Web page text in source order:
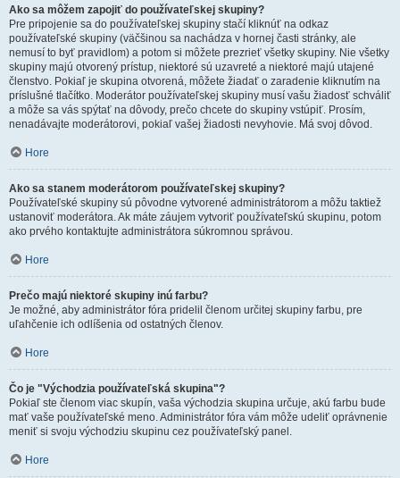
Ako sa môžem zapojiť do používateľskej skupiny?
Pre pripojenie sa do používateľskej skupiny stačí kliknúť na odkaz
používateľské skupiny (väčšinou sa nachádza v hornej časti stránky, ale
nemusí to byť pravidlom) a potom si môžete prezrieť všetky skupiny. Nie všetky
skupiny majú otvorený prístup, niektoré sú uzavreté a niektoré majú utajené
členstvo. Pokiaľ je skupina otvorená, môžete žiadať o zaradenie kliknutím na
príslušné tlačítko. Moderátor používateľskej skupiny musí vašu žiadosť schváliť
a môže sa vás spýtať na dôvody, prečo chcete do skupiny vstúpiť. Prosím,
nenadávajte moderátorovi, pokiaľ vašej žiadosti nevyhovie. Má svoj dôvod.
Hore
Ako sa stanem moderátorom používateľskej skupiny?
Používateľské skupiny sú pôvodne vytvorené administrátorom a môžu taktiež
ustanoviť moderátora. Ak máte záujem vytvoriť používateľskú skupinu, potom
ako prvého kontaktujte administrátora súkromnou správou.
Hore
Prečo majú niektoré skupiny inú farbu?
Je možné, aby administrátor fóra pridelil členom určitej skupiny farbu, pre
uľahčenie ich odlíšenia od ostatných členov.
Hore
Čo je "Východzia používateľská skupina"?
Pokiaľ ste členom viac skupín, vaša východzia skupina určuje, akú farbu bude
mať vaše používateľské meno. Administrátor fóra vám môže udeliť oprávnenie
meniť si svoju východziu skupinu cez používateľský panel.
Hore